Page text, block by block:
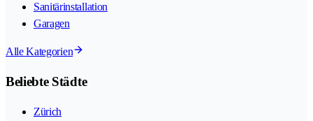
Sanitärinstallation
Garagen
Alle Kategorien
Beliebte Städte
Zürich